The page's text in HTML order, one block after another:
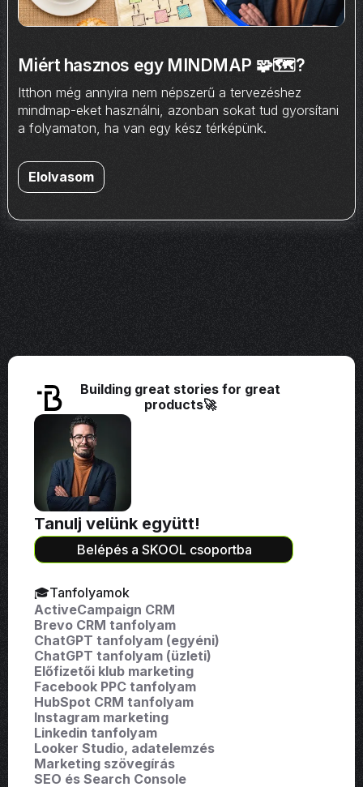
Miért hasznos egy MINDMAP 🧩🗺️?
Itthon még annyira nem népszerű a tervezéshez
mindmap-eket használni, azonban sokat tud gyorsítani
a folyamaton, ha van egy kész térképünk.
Elolvasom
Building great stories for great
products🚀
Tanulj velünk együtt!
Belépés a SKOOL csoportba
🎓Tanfolyamok
ActiveCampaign CRM
Brevo CRM tanfolyam
ChatGPT tanfolyam (egyéni)
ChatGPT tanfolyam (üzleti)
Előfizetői klub marketing
Facebook PPC tanfolyam
HubSpot CRM tanfolyam
Instagram marketing
Linkedin tanfolyam
Looker Studio, adatelemzés
Marketing szövegírás
SEO és Search Console